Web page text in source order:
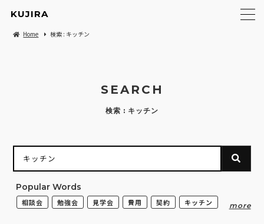
KUJIRA
Home 検索 : キッチン
SEARCH
検索 : キッチン
Popular Words
相談会 勉強会 見学会 費用 契約 キッチン